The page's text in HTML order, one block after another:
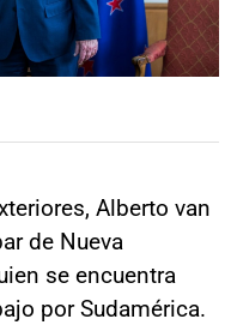
Alberto van
de Nueva
se encuentra
por Sudamérica.